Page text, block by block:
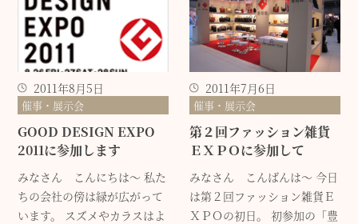
2011年8月5日
催事・展示会
GOOD DESIGN EXPO
2011に参加します
みなさん こんにちは～ 私た
ちの会社の傍は緑が広がって
います。 スズメやカラスはよ
2011年7月6日
催事・展示会
第２回ファッション雑貨
ＥＸＰＯに参加して
みなさん こんばんは～ 今日
は第２回ファッション雑貨Ｅ
ＸＰＯの初日。 初参加の「豊